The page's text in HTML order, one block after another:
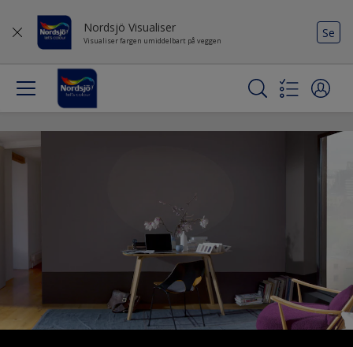
Nordsjö Visualiser
Visualiser fargen umiddelbart på veggen
Se